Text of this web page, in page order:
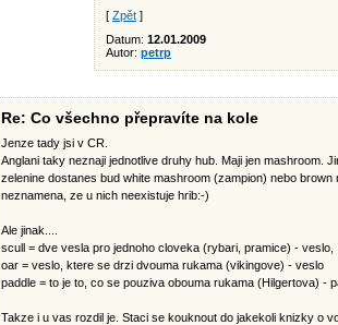
[ Zpět ]
Datum: 12.01.2009
Autor: petrp
Re: Co všechno přepravíte na kole
Jenze tady jsi v CR.
Anglani taky neznaji jednotlive druhy hub. Maji jen mashroom.
zelenine dostanes bud white mashroom (zampion) nebo
neznamena, ze u nich neexistuje hrib:-)
Ale jinak....
scull = dve vesla pro jednoho cloveka (rybari, pramice) - veslo,
oar = veslo, ktere se drzi dvouma rukama (vikingove) - veslo
paddle = to je to, co se pouziva obouma rukama (Hilgertova) -
Takze i u vas rozdil je. Staci se kouknout do jakekoli knizky o